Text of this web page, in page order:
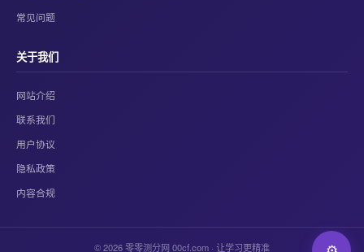
常见问题
关于我们
网站介绍
联系我们
用户协议
隐私政策
内容合规
© 2026 零零测分网 00cf.com · 让学习更精准